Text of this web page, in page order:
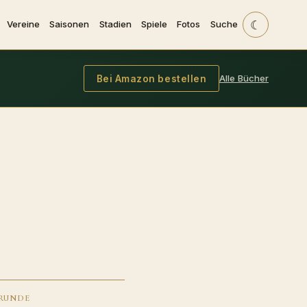
Vereine Saisonen Stadien Spiele Fotos Suche ☾
Bei Amazon bestellen Alle Bücher